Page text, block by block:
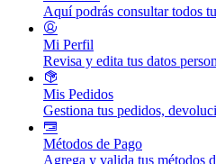
Aquí podrás consultar todos
Mi Perfil
Revisa y edita tus datos
Mis Pedidos
Gestiona tus pedidos,
Métodos de Pago
Agrega y valida tus métodos